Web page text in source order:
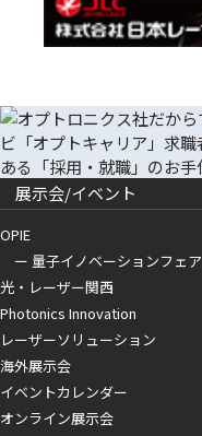
展示会/イベント
OPIE
ー 量子イノベーションフェア
光・レーザー関西
Photonics Innovation
レーザーソリューション
海外展示会
イベントカレンダー
オンライン展示会